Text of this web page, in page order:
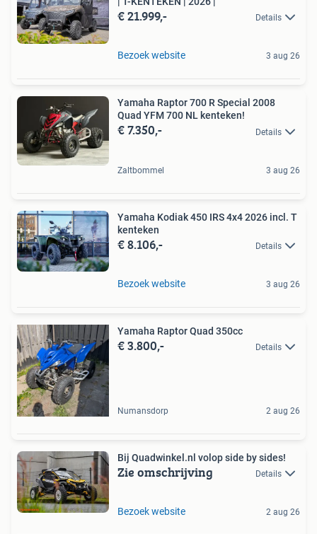
€ 21.999,- Details
Bezoek website 3 aug 26
Yamaha Raptor 700 R Special 2008
Quad YFM 700 NL kenteken!
€ 7.350,- Details
Zaltbommel 3 aug 26
Yamaha Kodiak 450 IRS 4x4 2026 incl. T
kenteken
€ 8.106,- Details
Bezoek website 3 aug 26
Yamaha Raptor Quad 350cc
€ 3.800,- Details
Numansdorp 2 aug 26
Bij Quadwinkel.nl volop side by sides!
Zie omschrijving Details
Bezoek website 2 aug 26